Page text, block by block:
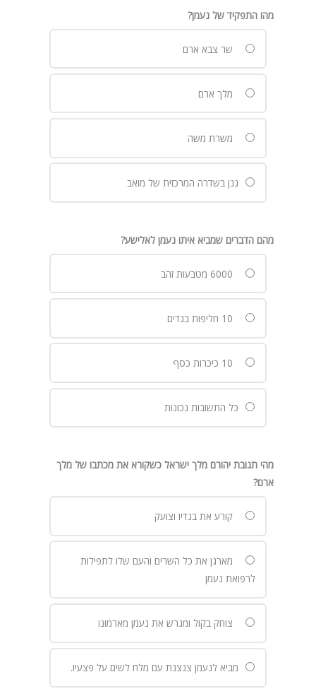
מהו התפקיד של נעמן?
שר צבא ארם
מלך ארם
משרת משה
גנן בשדרה המרכזית של מואב
מהם הדברים שמביא איתו נעמן לאלישע?
כל התשובות נכונות
מהי תגובת יהורם מלך ישראל כשקורא את מכתבו של מלך
ארם?
קורע את בגדיו וצועק
מארגן את כל השרים והעם שלו לתפילות
לרפואת נעמן
צוחק בקול ומגרש את נעמן מארמונו
מביא לנעמן צנצנת עם מלח לשים על פצעיו.